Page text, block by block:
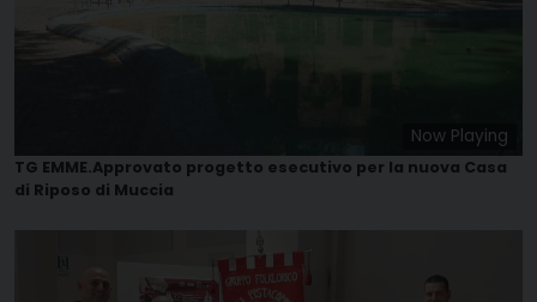
Now Playing
TG EMME.Approvato progetto esecutivo per la nuova Casa
di Riposo di Muccia